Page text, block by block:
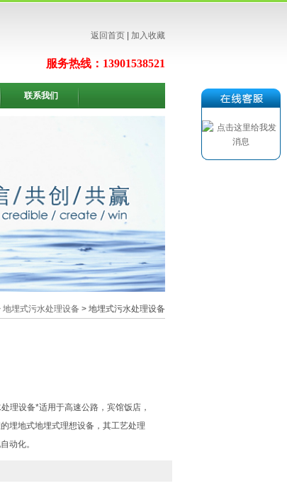
返回首页 加入收藏
服务热线：13901538521
联系我们
地埋式污水处理设备 > 地埋式污水处理设备
理设备*适用于高速公路，宾馆饭店，
埋地式地埋式理想设备，其工艺处理
动化。